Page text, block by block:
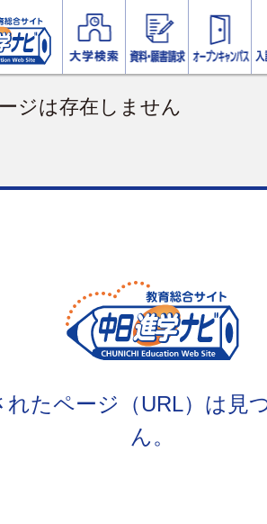
ジは存在しません
れたページ（URL）は見
ん。